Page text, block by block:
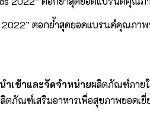
2022” ตอกย้ำสุดยอดแบรนด์คุณภา
เข้าและจัดจำหน่ายผลิตภัณฑ์ภาย
ตภัณฑ์เสริมอาหารเพื่อสุขภาพยอดเ